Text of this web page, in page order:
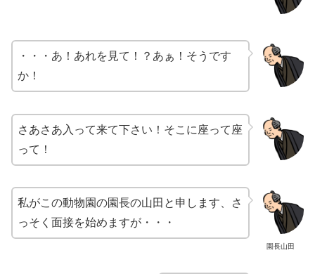
・・・あ！あれを見て！？あぁ！そうです
か！
さあさあ入って来て下さい！そこに座って座
って！
園長山田
私がこの動物園の園長の山田と申します、さ
っそく面接を始めますが・・・